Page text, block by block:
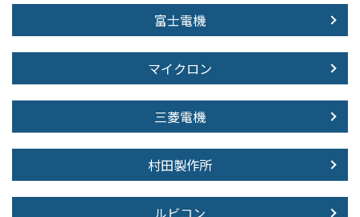
富士電機
マイクロン
三菱電機
村田製作所
ルビコン